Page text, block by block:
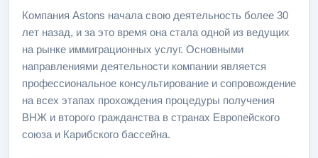
Компания Astons начала свою деятельность более 30
лет назад, и за это время она стала одной из ведущих
на рынке иммиграционных услуг. Основными
направлениями деятельности компании является
профессиональное консультирование и сопровождение
на всех этапах прохождения процедуры получения
ВНЖ и второго гражданства в странах Европейского
союза и Карибского бассейна.